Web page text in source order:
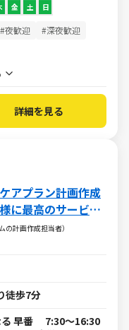
金 土 日
#夜歓迎
#深夜歓迎
詳細を見る
アプラン計画作成
に最高のサービス
計画作成担当者）
徒歩7分
早番 7:30～16:30